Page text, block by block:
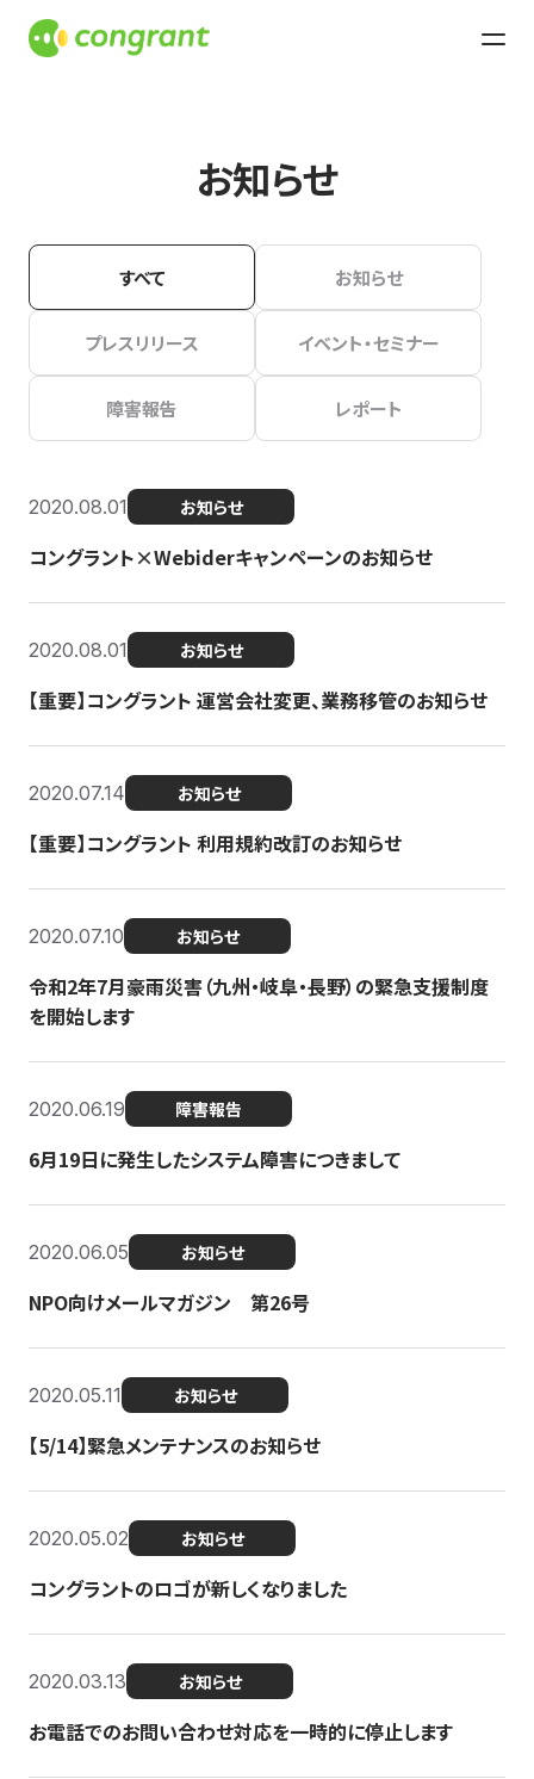
お知らせ
すべて お知らせ
プレスリリース イベント・セミナー
障害報告 レポート
2020.08.01 お知らせ
コングラント×Webiderキャンペーンのお知らせ
2020.08.01 お知らせ
【重要】コングラント 運営会社変更、業務移管のお知らせ
2020.07.14 お知らせ
【重要】コングラント 利用規約改訂のお知らせ
2020.07.10 お知らせ
令和2年7月豪雨災害（九州・岐阜・長野）の緊急支援制度
を開始します
2020.06.19 障害報告
6月19日に発生したシステム障害につきまして
2020.06.05 お知らせ
NPO向けメールマガジン 第26号
2020.05.11 お知らせ
【5/14】緊急メンテナンスのお知らせ
2020.05.02 お知らせ
コングラントのロゴが新しくなりました
2020.03.13 お知らせ
お電話でのお問い合わせ対応を一時的に停止します